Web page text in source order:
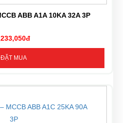
ABB A1A 10KA 32A 3P
ĐẶT MUA